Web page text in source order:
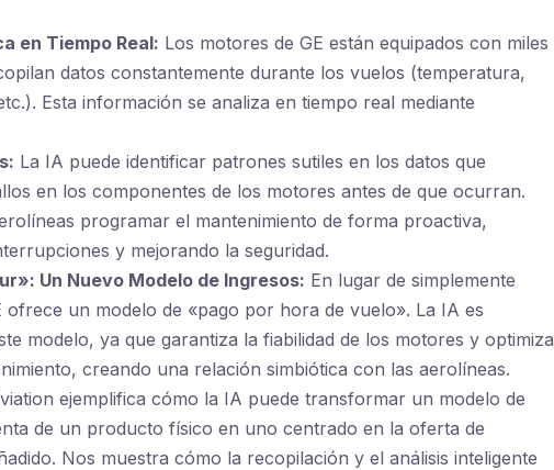
en Tiempo Real: Los motores de GE están equipados con miles
datos constantemente durante los vuelos (temperatura,
Esta información se analiza en tiempo real mediante
La IA puede identificar patrones sutiles en los datos que
en los componentes de los motores antes de que ocurran.
programar el mantenimiento de forma proactiva,
y mejorando la seguridad.
Un Nuevo Modelo de Ingresos: En lugar de simplemente
ofrece un modelo de «pago por hora de vuelo». La IA es
modelo, ya que garantiza la fiabilidad de los motores y optimiza
creando una relación simbiótica con las aerolíneas.
ejemplifica cómo la IA puede transformar un modelo de
de un producto físico en uno centrado en la oferta de
Nos muestra cómo la recopilación y el análisis inteligente